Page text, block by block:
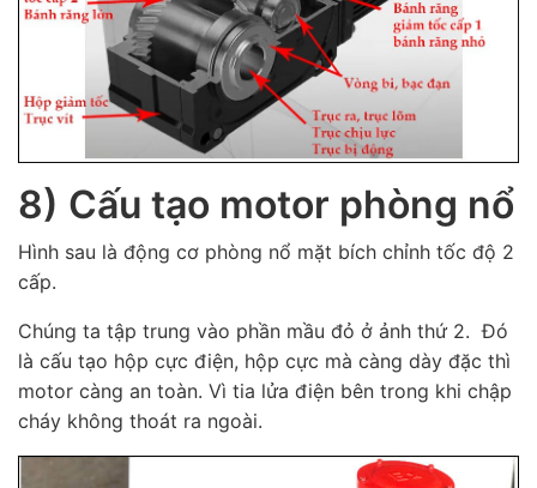
8) Cấu tạo motor phòng nổ
Hình sau là động cơ phòng nổ mặt bích chỉnh tốc độ 2
cấp.
Chúng ta tập trung vào phần mầu đỏ ở ảnh thứ 2. Đó
là cấu tạo hộp cực điện, hộp cực mà càng dày đặc thì
motor càng an toàn. Vì tia lửa điện bên trong khi chập
cháy không thoát ra ngoài.